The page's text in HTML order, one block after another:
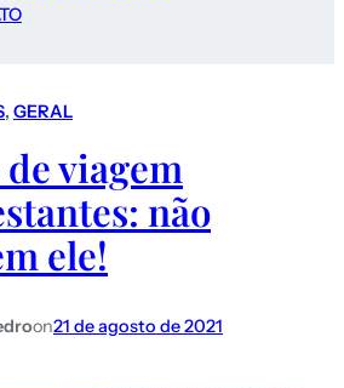
, GERAL
viagem
não
ele!
on21 de agosto de 2021